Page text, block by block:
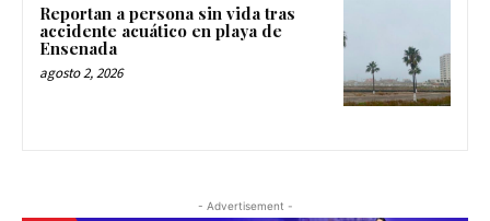
Reportan a persona sin vida tras
accidente acuático en playa de
Ensenada
agosto 2, 2026
- Advertisement -